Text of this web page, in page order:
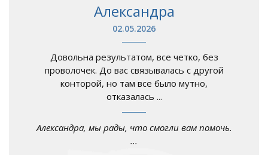
Александра
02.05.2026
Довольна результатом, все четко, без
проволочек. До вас связывалась с другой
конторой, но там все было мутно,
отказалась ...
Александра, мы рады, что смогли вам помочь.
...